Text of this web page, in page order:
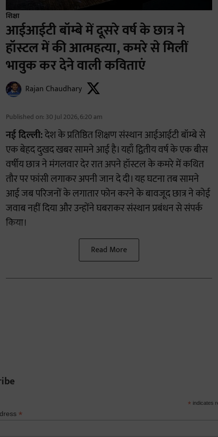
शिक्षा
आईआईटी बॉम्बे में दूसरे वर्ष के छात्र ने
हॉस्टल में की आत्महत्या, कमरे से मिलीं
भावुक कर देने वाली कविताएं
Rajan Chaudhary
Published on: 30 Jul 2026, 6:20 am
नई दिल्ली:देश के प्रतिष्ठित शिक्षण संस्थान आईआईटी बॉम्बे से
एक बेहद दुखद खबर सामने आई है। यहाँ द्वितीय वर्ष के एक बीस
वर्षीय छात्र ने मंगलवार देर रात अपने हॉस्टल के कमरे में कथित
तौर पर फांसी लगाकर अपनी जान दे दी। यह घटना तब सामने
आई जब परिजनों के लगातार फोन करने के बावजूद छात्र ने कोई
जवाब नहीं दिया और उन्होंने घबराकर संस्थान प्रबंधन से संपर्क
किया।
Read More
* indicates
*